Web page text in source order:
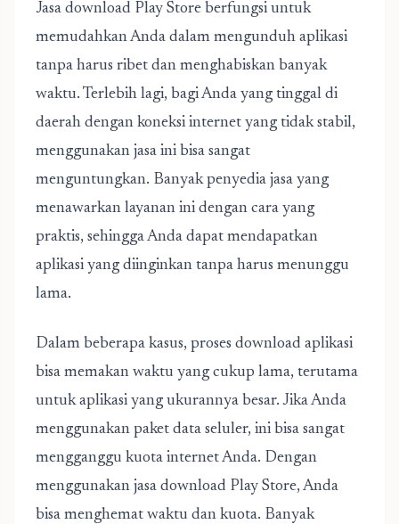
Jasa download Play Store berfungsi untuk
memudahkan Anda dalam mengunduh aplikasi
tanpa harus ribet dan menghabiskan banyak
waktu. Terlebih lagi, bagi Anda yang tinggal di
daerah dengan koneksi internet yang tidak stabil,
menggunakan jasa ini bisa sangat
menguntungkan. Banyak penyedia jasa yang
menawarkan layanan ini dengan cara yang
praktis, sehingga Anda dapat mendapatkan
aplikasi yang diinginkan tanpa harus menunggu
lama.
Dalam beberapa kasus, proses download aplikasi
bisa memakan waktu yang cukup lama, terutama
untuk aplikasi yang ukurannya besar. Jika Anda
menggunakan paket data seluler, ini bisa sangat
mengganggu kuota internet Anda. Dengan
menggunakan jasa download Play Store, Anda
bisa menghemat waktu dan kuota. Banyak